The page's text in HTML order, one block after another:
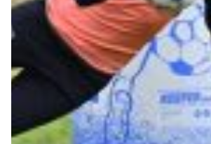
Robe di Kappa x Genoa
Vintage Collection
Red&Blue Voices
Kids